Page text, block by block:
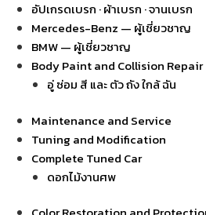
อัปเกรดเบรก · ผ้าเบรก · จานเบรก
Mercedes-Benz — ผู้เชี่ยวชาญ
BMW — ผู้เชี่ยวชาญ
Body Paint and Collision Repair
อู่ ซ่อม สี และ ตัว ถัง ใกล้ ฉัน
Maintenance and Service
Tuning and Modification
Complete Tuned Car
ดอกไม้งานศพ